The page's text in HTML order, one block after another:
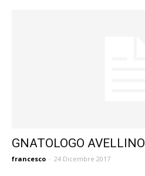
GNATOLOGO AVELLINO
francesco - 24 Dicembre 2017